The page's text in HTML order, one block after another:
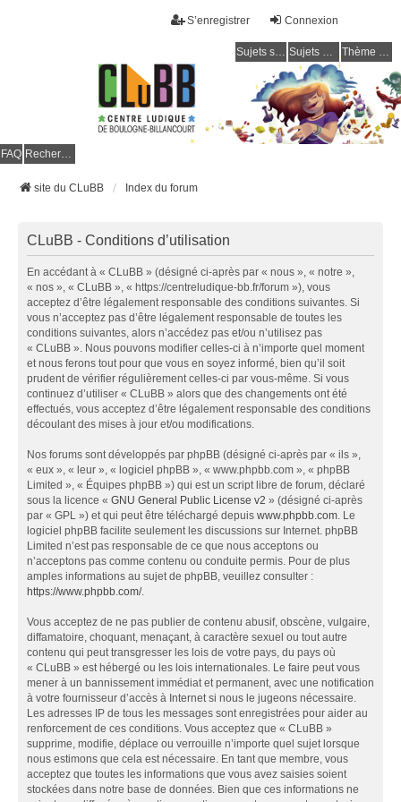
Connexion
S’enregistrer
Sujets sans réponse Sujets actifs Thème clair / foncé
FAQ Rechercher
site du CLuBB Index du forum
CLuBB - Conditions d’utilisation
En accédant à « CLuBB » (désigné ci-après par « nous », « notre »,
« nos », « CLuBB », « https://centreludique-bb.fr/forum »), vous
acceptez d’être légalement responsable des conditions suivantes. Si
vous n’acceptez pas d’être légalement responsable de toutes les
conditions suivantes, alors n’accédez pas et/ou n’utilisez pas
« CLuBB ». Nous pouvons modifier celles-ci à n’importe quel moment
et nous ferons tout pour que vous en soyez informé, bien qu’il soit
prudent de vérifier régulièrement celles-ci par vous-même. Si vous
continuez d’utiliser « CLuBB » alors que des changements ont été
effectués, vous acceptez d’être légalement responsable des conditions
découlant des mises à jour et/ou modifications.
Nos forums sont développés par phpBB (désigné ci-après par « ils »,
« eux », « leur », « logiciel phpBB », « www.phpbb.com », « phpBB
Limited », « Équipes phpBB ») qui est un script libre de forum, déclaré
sous la licence « GNU General Public License v2 » (désigné ci-après
par « GPL ») et qui peut être téléchargé depuis www.phpbb.com. Le
logiciel phpBB facilite seulement les discussions sur Internet. phpBB
Limited n’est pas responsable de ce que nous acceptons ou
n’acceptons pas comme contenu ou conduite permis. Pour de plus
amples informations au sujet de phpBB, veuillez consulter :
https://www.phpbb.com/.
Vous acceptez de ne pas publier de contenu abusif, obscène, vulgaire,
diffamatoire, choquant, menaçant, à caractère sexuel ou tout autre
contenu qui peut transgresser les lois de votre pays, du pays où
« CLuBB » est hébergé ou les lois internationales. Le faire peut vous
mener à un bannissement immédiat et permanent, avec une notification
à votre fournisseur d’accès à Internet si nous le jugeons nécessaire.
Les adresses IP de tous les messages sont enregistrées pour aider au
renforcement de ces conditions. Vous acceptez que « CLuBB »
supprime, modifie, déplace ou verrouille n’importe quel sujet lorsque
nous estimons que cela est nécessaire. En tant que membre, vous
acceptez que toutes les informations que vous avez saisies soient
stockées dans notre base de données. Bien que ces informations ne